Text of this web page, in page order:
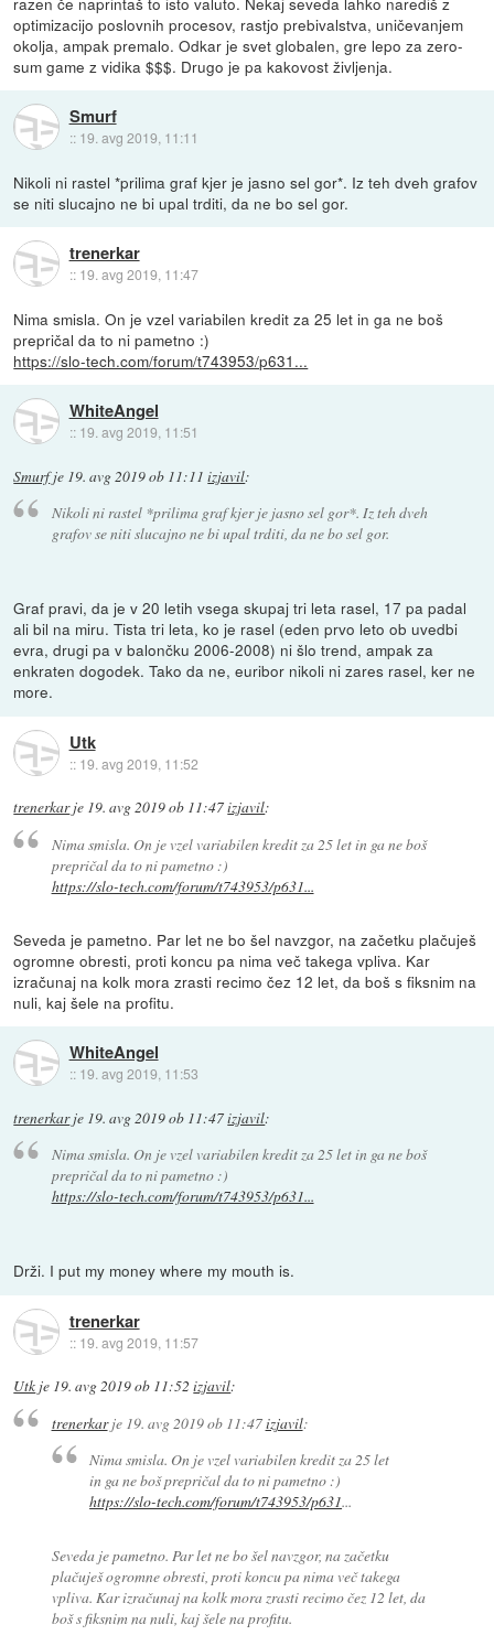
optimizacijo poslovnih procesov, rastjo prebivalstva, uničevanjem
okolja, ampak premalo. Odkar je svet globalen, gre lepo za zero-
sum game z vidika $$$. Drugo je pa kakovost življenja.
Smurf
:: 19. avg 2019, 11:11
Nikoli ni rastel *prilima graf kjer je jasno sel gor*. Iz teh dveh grafov
se niti slucajno ne bi upal trditi, da ne bo sel gor.
trenerkar
:: 19. avg 2019, 11:47
Nima smisla. On je vzel variabilen kredit za 25 let in ga ne boš
prepričal da to ni pametno :)
https://slo-tech.com/forum/t743953/p631...
WhiteAngel
:: 19. avg 2019, 11:51
Smurfje 19. avg 2019 ob 11:11 izjavil:
Nikoli ni rastel *prilima graf kjer je jasno sel gor*. Iz teh dveh
grafov se niti slucajno ne bi upal trditi, da ne bo sel gor.
Graf pravi, da je v 20 letih vsega skupaj tri leta rasel, 17 pa padal
ali bil na miru. Tista tri leta, ko je rasel (eden prvo leto ob uvedbi
evra, drugi pa v balončku 2006-2008) ni šlo trend, ampak za
enkraten dogodek. Tako da ne, euribor nikoli ni zares rasel, ker ne
more.
Utk
:: 19. avg 2019, 11:52
trenerkarje 19. avg 2019 ob 11:47izjavil:
Nima smisla. On je vzel variabilen kredit za 25 let in ga ne boš
prepričal da to ni pametno :)
https://slo-tech.com/forum/t743953/p631...
Seveda je pametno. Par let ne bo šel navzgor, na začetku plačuješ
ogromne obresti, proti koncu pa nima več takega vpliva. Kar
izračunaj na kolk mora zrasti recimo čez 12 let, da boš s fiksnim na
nuli, kaj šele na profitu.
WhiteAngel
:: 19. avg 2019, 11:53
trenerkarje 19. avg 2019 ob 11:47izjavil:
Nima smisla. On je vzel variabilen kredit za 25 let in ga ne boš
prepričal da to ni pametno :)
https://slo-tech.com/forum/t743953/p631...
Drži. I put my money where my mouth is.
trenerkar
:: 19. avg 2019, 11:57
Utk je 19. avg 2019 ob 11:52 izjavil:
trenerkarje 19. avg 2019 ob 11:47izjavil:
Nima smisla. On je vzel variabilen kredit za 25 let
in ga ne boš prepričal da to ni pametno :)
https://slo-tech.com/forum/t743953/p631...
Seveda je pametno. Par let ne bo šel navzgor, na začetku
plačuješ ogromne obresti, proti koncu pa nima več takega
vpliva. Kar izračunaj na kolk mora zrasti recimo čez 12 let, da
boš s fiksnim na nuli, kaj šele na profitu.